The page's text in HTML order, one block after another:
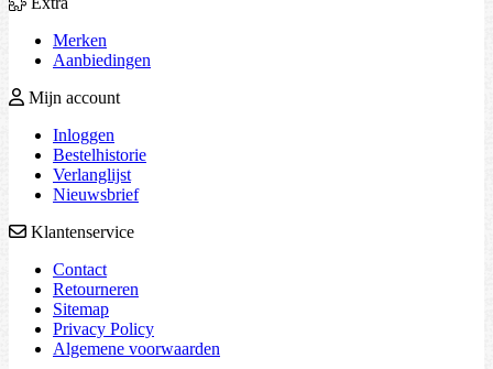
Merken
Aanbiedingen
Mijn account
Inloggen
Bestelhistorie
Verlanglijst
Nieuwsbrief
Klantenservice
Contact
Retourneren
Sitemap
Privacy Policy
Algemene voorwaarden